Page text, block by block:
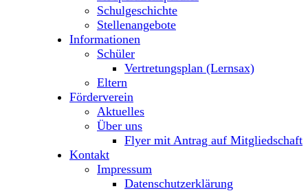
Schulgeschichte
Stellenangebote
Informationen
Schüler
Vertretungsplan (Lernsax)
Eltern
Förderverein
Aktuelles
Über uns
Flyer mit Antrag auf Mitgliedschaft
Kontakt
Impressum
Datenschutzerklärung